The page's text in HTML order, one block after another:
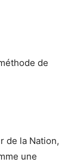
de
de la Nation,
une